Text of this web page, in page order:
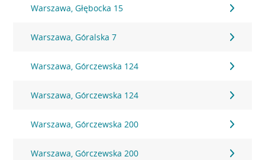
Warszawa, Głębocka 15
Warszawa, Góralska 7
Warszawa, Górczewska 124
Warszawa, Górczewska 124
Warszawa, Górczewska 200
Warszawa, Górczewska 200